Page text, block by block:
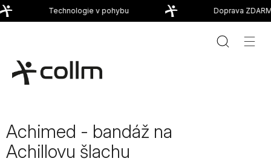
Přejít
na
Technologie v pohybu Doprava
Achimed - bandáž na
Achillovu šlachu